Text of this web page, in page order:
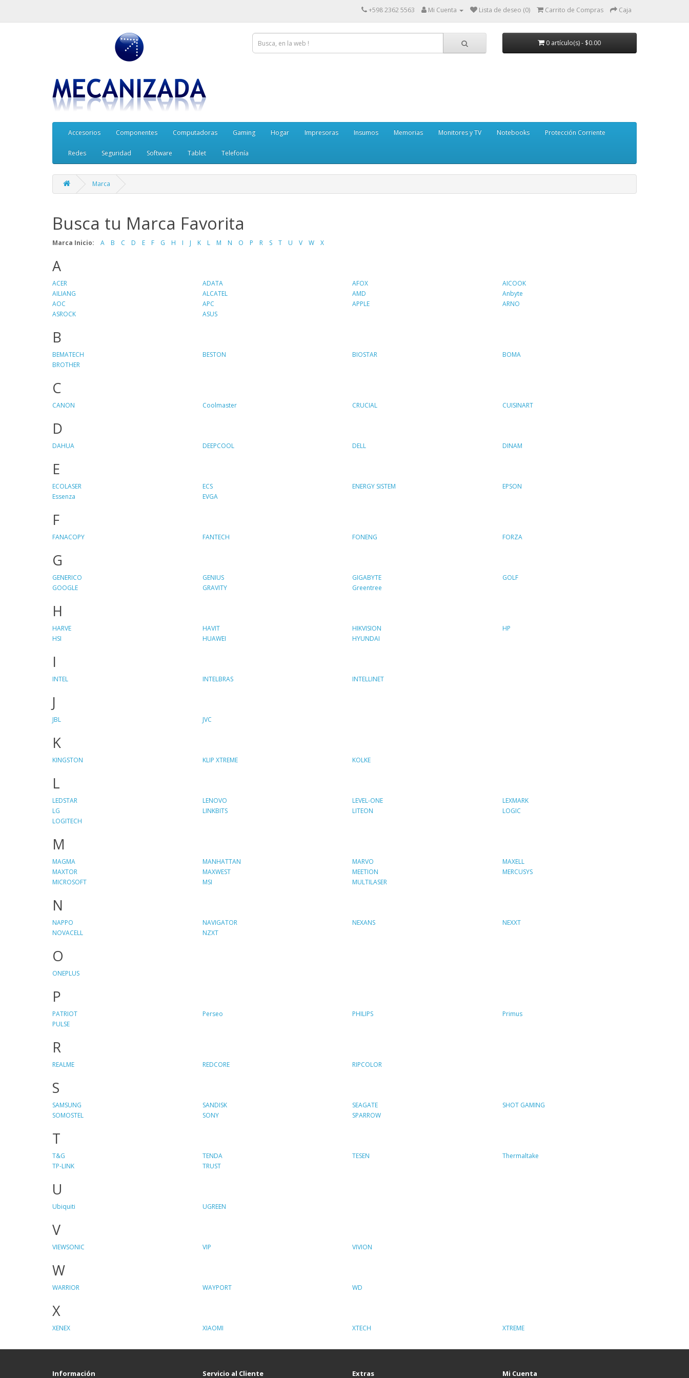
+598 2362 5563 Mi Cuenta Lista de deseo (0) Carrito de Compras Caja
0 artículo(s) - $0.00
Accesorios Componentes Computadoras Gaming Hogar Impresoras Insumos Memorias Monitores y TV Notebooks Protección Corriente
Redes Seguridad Software Tablet Telefonía
Marca
Busca tu Marca Favorita
Marca Inicio: A B C D E F G H I J K L M N O P R S T U V W X
A
ACER ADATA AFOX
AICOOK
AILIANG
ALCATEL AMD
Anbyte
AOC
APC APPLE
ARNO
ASROCK
ASUS
B
BEMATECH BESTON BIOSTAR
BOMA
BROTHER
C
CANON Coolmaster CRUCIAL CUISINART
D
DAHUA DEEPCOOL DELL DINAM
E
ECOLASER ECS ENERGY SISTEM
EPSON
Essenza
EVGA
F
FANACOPY FANTECH FONENG FORZA
G
GENERICO GENIUS GIGABYTE
GOLF
GOOGLE
GRAVITY Greentree
H
HARVE HAVIT HIKVISION
HP
HSI
HUAWEI HYUNDAI
I
INTEL INTELBRAS INTELLINET
J
JBL JVC
K
KINGSTON KLIP XTREME KOLKE
L
LEDSTAR LENOVO LEVEL-ONE
LEXMARK
LG
LINKBITS LITEON
LOGIC
LOGITECH
M
MAGMA MANHATTAN MARVO
MAXELL
MAXTOR
MAXWEST MEETION
MERCUSYS
MICROSOFT
MSI MULTILASER
N
NAPPO NAVIGATOR NEXANS
NEXXT
NOVACELL
NZXT
O
ONEPLUS
P
PATRIOT Perseo PHILIPS
Primus
PULSE
R
REALME REDCORE RIPCOLOR
S
SAMSUNG SANDISK SEAGATE
SHOT GAMING
SOMOSTEL
SONY SPARROW
T
T&G TENDA TESEN
Thermaltake
TP-LINK
TRUST
U
Ubiquiti UGREEN
V
VIEWSONIC VIP VIVION
W
WARRIOR WAYPORT WD
X
XENEX XIAOMI XTECH XTREME
Información Servicio al Cliente Extras Mi Cuenta